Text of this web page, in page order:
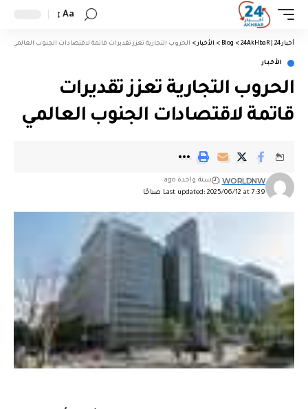
Aa
أخبار 24 | 24AkHbaR >
Blog
> الأخبار > الحروب التجارية تعزز تقديرات قاتمة لاقتصادات الجنوب العالمي
الأخبار
الحروب التجارية تعزز تقديرات
قاتمة لاقتصادات الجنوب العالمي
Last updated: 2025/06/12 at 7:39 صباحًا
WORLDNW سنة واحدة ago